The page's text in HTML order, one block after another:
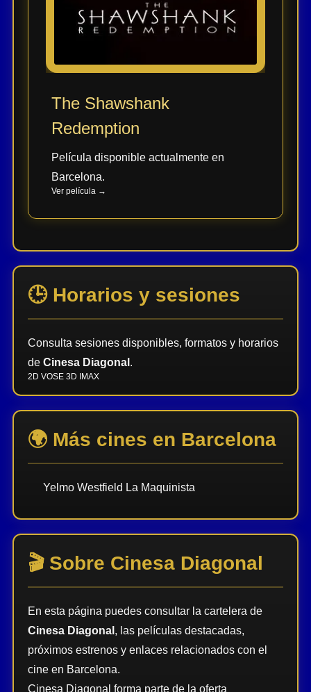
The Shawshank
Redemption
Película disponible actualmente en
Barcelona.
Ver película →
🕒 Horarios y sesiones
Consulta sesiones disponibles, formatos y horarios
de Cinesa Diagonal .
2D VOSE 3D IMAX
🌍 Más cines en Barcelona
Yelmo Westfield La Maquinista
🎬 Sobre Cinesa Diagonal
En esta página puedes consultar la cartelera de
Cinesa Diagonal , las películas destacadas,
próximos estrenos y enlaces relacionados con el
cine en Barcelona.
Cinesa Diagonal forma parte de la oferta